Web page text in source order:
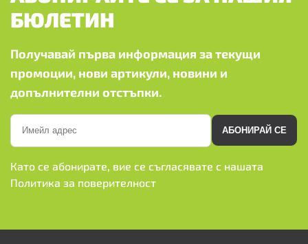
БЮЛЕТИН
Получавай първа информация за текущи
промоции, нови артикули, новини и
допълнителни отстъпки.
АБОНИРАЙ СЕ
Като се абонирате, вие се съгласявате с нашата
Политика за поверителност